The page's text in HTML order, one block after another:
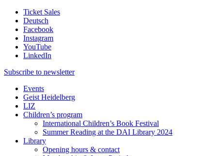
Ticket Sales
Deutsch
Facebook
Instagram
YouTube
LinkedIn
Subscribe to newsletter
Events
Geist Heidelberg
LIZ
Children’s program
International Children’s Book Festival
Summer Reading at the DAI Library 2024
Library
Opening hours & contact